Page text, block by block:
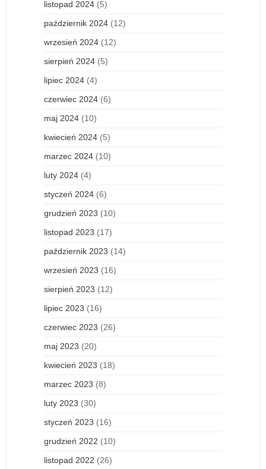
listopad 2024 (5)
październik 2024 (12)
wrzesień 2024 (12)
sierpień 2024 (5)
lipiec 2024 (4)
czerwiec 2024 (6)
maj 2024 (10)
kwiecień 2024 (5)
marzec 2024 (10)
luty 2024 (4)
styczeń 2024 (6)
grudzień 2023 (10)
listopad 2023 (17)
październik 2023 (14)
wrzesień 2023 (16)
sierpień 2023 (12)
lipiec 2023 (16)
czerwiec 2023 (26)
maj 2023 (20)
kwiecień 2023 (18)
marzec 2023 (8)
luty 2023 (30)
styczeń 2023 (16)
grudzień 2022 (10)
listopad 2022 (26)